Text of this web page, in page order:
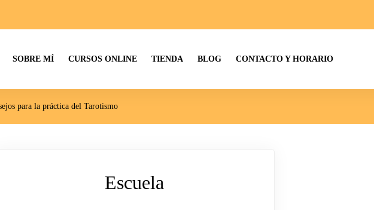
SOBRE MÍ CURSOS ONLINE TIENDA BLOG CONTACTO Y HORARIO
para la práctica del Tarotismo
Escuela